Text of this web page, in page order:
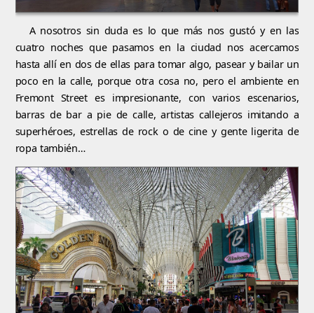
A nosotros sin duda es lo que más nos gustó y en las
cuatro noches que pasamos en la ciudad nos acercamos
hasta allí en dos de ellas para tomar algo, pasear y bailar un
poco en la calle, porque otra cosa no, pero el ambiente en
Fremont Street es impresionante, con varios escenarios,
barras de bar a pie de calle, artistas callejeros imitando a
superhéroes, estrellas de rock o de cine y gente ligerita de
ropa también…